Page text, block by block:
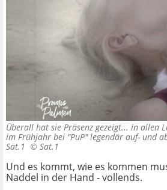
Überall hat sie Präsenz gezeigt... in allen
im Frühjahr bei "PuP" legendär auf- und
Sat.1 © Sat.1
Und es kommt, wie es kommen
Naddel in der Hand - vollends.